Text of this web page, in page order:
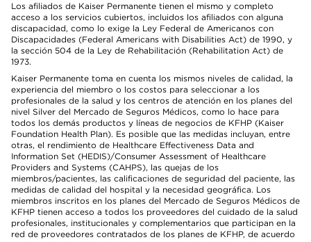
Los afiliados de Kaiser Permanente tienen el mismo y completo
acceso a los servicios cubiertos, incluidos los afiliados con alguna
discapacidad, como lo exige la Ley Federal de Americanos con
Discapacidades (Federal Americans with Disabilities Act) de 1990, y
la sección 504 de la Ley de Rehabilitación (Rehabilitation Act) de
1973.
Kaiser Permanente toma en cuenta los mismos niveles de calidad, la
experiencia del miembro o los costos para seleccionar a los
profesionales de la salud y los centros de atención en los planes del
nivel Silver del Mercado de Seguros Médicos, como lo hace para
todos los demás productos y líneas de negocios de KFHP (Kaiser
Foundation Health Plan). Es posible que las medidas incluyan, entre
otras, el rendimiento de Healthcare Effectiveness Data and
Information Set (HEDIS)/Consumer Assessment of Healthcare
Providers and Systems (CAHPS), las quejas de los
miembros/pacientes, las calificaciones de seguridad del paciente, las
medidas de calidad del hospital y la necesidad geográfica. Los
miembros inscritos en los planes del Mercado de Seguros Médicos de
KFHP tienen acceso a todos los proveedores del cuidado de la salud
profesionales, institucionales y complementarios que participan en la
red de proveedores contratados de los planes de KFHP, de acuerdo